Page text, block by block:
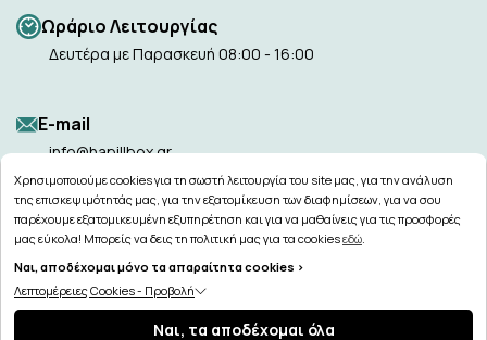
Ωράριο Λειτουργίας
Δευτέρα με Παρασκευή 08:00 - 16:00
Ε-mail
info@hapillbox.gr
Copyright © 2026
Χρησιμοποιούμε cookies για τη σωστή λειτουργία του site μας, για την ανάλυση
της επισκεψιμότητάς μας, για την εξατομίκευση των διαφημίσεων, για να σου
παρέχουμε εξατομικευμένη εξυπηρέτηση και για να μαθαίνεις για τις προσφορές
μας εύκολα! Μπορείς να δεις τη πολιτική μας για τα cookiesεδώ.
Ναι, αποδέχομαι μόνο τα απαραίτητα cookies >
Λεπτομέρειες Cookies - Προβολή
Ναι, τα αποδέχομαι όλα